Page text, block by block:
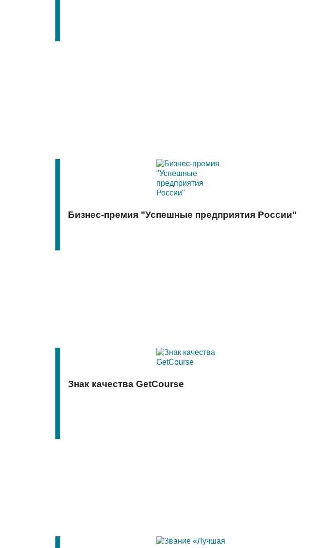
Бизнес-премия "Успешные предприятия России"
Знак качества GetCourse